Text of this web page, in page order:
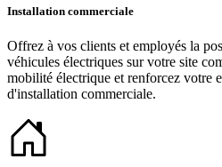
Installation commerciale
Offrez à vos clients et employés la
véhicules électriques sur votre site
mobilité électrique et renforcez votre
d'installation commerciale.